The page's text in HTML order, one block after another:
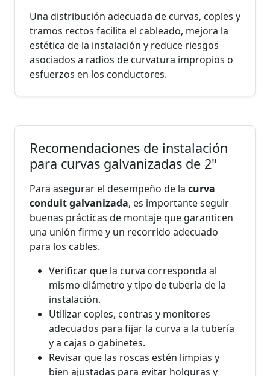
Una distribución adecuada de curvas, coples y
tramos rectos facilita el cableado, mejora la
estética de la instalación y reduce riesgos
asociados a radios de curvatura impropios o
esfuerzos en los conductores.
Recomendaciones de instalación
para curvas galvanizadas de 2"
Para asegurar el desempeño de la curva
conduit galvanizada, es importante seguir
buenas prácticas de montaje que garanticen
una unión firme y un recorrido adecuado
para los cables.
Verificar que la curva corresponda al
mismo diámetro y tipo de tubería de la
instalación.
Utilizar coples, contras y monitores
adecuados para fijar la curva a la tubería
y a cajas o gabinetes.
Revisar que las roscas estén limpias y
bien ajustadas para evitar holguras y